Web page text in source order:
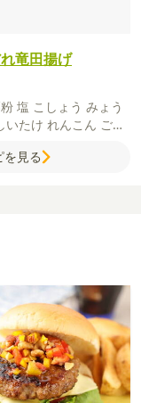
竜田揚げ
塩 こしょう みょう
いたけ れんこん ごま
（チューブ）
を見る